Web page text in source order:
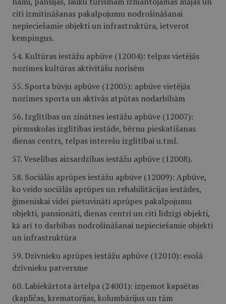
citi izmitināšanas pakalpojumu nodrošināšanai
nepieciešamie objekti un infrastruktūra, ietverot
kempingus.
54. Kultūras iestāžu apbūve (12004): telpas vietējās
nozīmes kultūras aktivitāšu norisēm
55. Sporta būvju apbūve (12005): apbūve vietējās
nozīmes sporta un aktīvās atpūtas nodarbībām
56. Izglītības un zinātnes iestāžu apbūve (12007):
pirmsskolas izglītības iestāde, bērnu pieskatīšanas
dienas centrs, telpas interešu izglītībai u.tml.
57. Veselības aizsardzības iestāžu apbūve (12008).
58. Sociālās aprūpes iestāžu apbūve (12009): Apbūve,
ko veido sociālās aprūpes un rehabilitācijas iestādes,
ģimeniskai videi pietuvināti aprūpes pakalpojumu
objekti, pansionāti, dienas centri un citi līdzīgi objekti,
kā arī to darbības nodrošināšanai nepieciešamie objekti
un infrastruktūra
59. Dzīvnieku aprūpes iestāžu apbūve (12010): esošā
dzīvnieku patversme
60. Labiekārtota ārtelpa (24001): izņemot kapsētas
(kapličas, krematorijas, kolumbārijus un tām